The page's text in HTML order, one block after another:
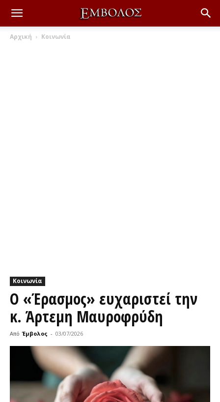
Αρχική Κοινωνία
Κοινωνία
Ο «Έρασμος» ευχαριστεί την
κ. Άρτεμη Μαυροφρύδη
Από Έμβολος - 03/07/2026